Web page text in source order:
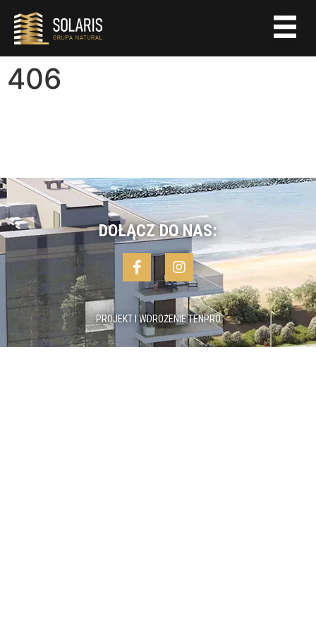
406
DOŁĄCZ DO NAS:
PROJEKT I WDROŻENIETENPRO